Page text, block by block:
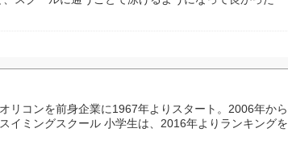
リコンを前身企業に1967年よりスタート。2006年から
イミングスクール 小学生は、2016年よりランキングを